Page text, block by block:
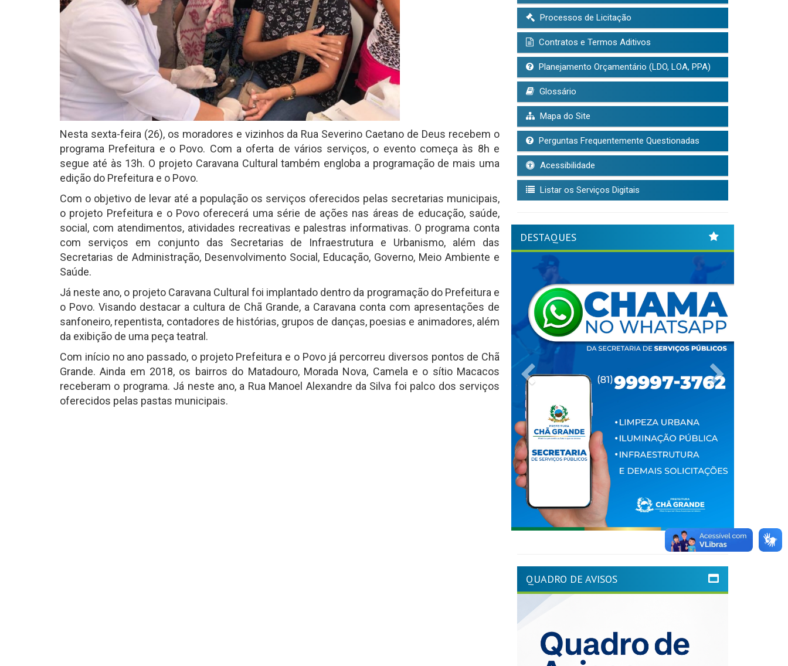
Nesta sexta-feira (26), os moradores e vizinhos da Rua Severino Caetano de Deus recebem o
programa Prefeitura e o Povo. Com a oferta de vários serviços, o evento começa às 8h e
segue até às 13h. O projeto Caravana Cultural também engloba a programação de mais uma
edição do Prefeitura e o Povo.
Com o objetivo de levar até a população os serviços oferecidos pelas secretarias municipais,
o projeto Prefeitura e o Povo oferecerá uma série de ações nas áreas de educação, saúde,
social, com atendimentos, atividades recreativas e palestras informativas. O programa conta
com serviços em conjunto das Secretarias de Infraestrutura e Urbanismo, além das
Secretarias de Administração, Desenvolvimento Social, Educação, Governo, Meio Ambiente e
Saúde.
Já neste ano, o projeto Caravana Cultural foi implantado dentro da programação do Prefeitura e
o Povo. Visando destacar a cultura de Chã Grande, a Caravana conta com apresentações de
sanfoneiro, repentista, contadores de histórias, grupos de danças, poesias e animadores, além
da exibição de uma peça teatral.
Com início no ano passado, o projeto Prefeitura e o Povo já percorreu diversos pontos de Chã
Grande. Ainda em 2018, os bairros do Matadouro, Morada Nova, Camela e o sítio Macacos
receberam o programa. Já neste ano, a Rua Manoel Alexandre da Silva foi palco dos serviços
oferecidos pelas pastas municipais.
Processos de Licitação
Contratos e Termos Aditivos
Planejamento Orçamentário (LDO, LOA, PPA)
Glossário
Mapa do Site
Perguntas Frequentemente Questionadas
Acessibilidade
Listar os Serviços Digitais
DESTAQUES
Previous
QUADRO DE AVISOS